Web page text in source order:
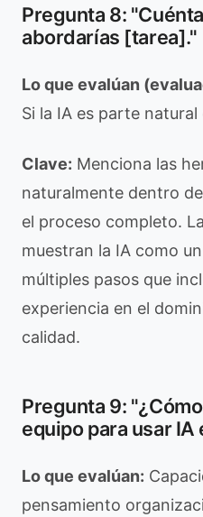
Pregunta 8:
abordarías [tarea]."
Lo que evalúan
Si la IA es parte
Clave: Menciona las
naturalmente dentro
el proceso completo.
muestran la IA como
múltiples pasos que
experiencia en el
calidad.
Pregunta 9:
equipo para usar
Lo que evalúan:
pensamiento